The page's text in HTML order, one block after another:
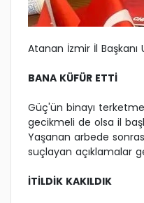
Atanan İzmir İl
BANA KÜFÜR ETTİ
Güç'ün binayı
gecikmeli de olsa il
Yaşanan arbede
suçlayan açıklamalar
İTİLDİK KAKILDIK